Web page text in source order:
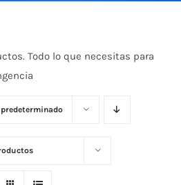
Todo lo que necesitas para
predeterminado